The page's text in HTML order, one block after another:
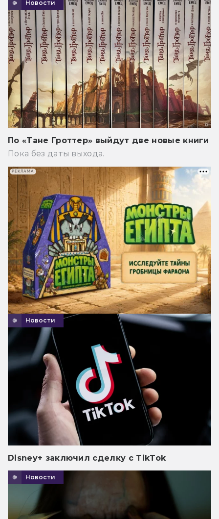
Новости
По «Тане Гроттер» выйдут две новые книги
Пока без даты выхода.
Новости
Disney+ заключил сделку с TikTok
Новости
РЕКЛАМА